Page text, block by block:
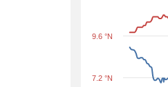
7.2 °N
9.6 °N